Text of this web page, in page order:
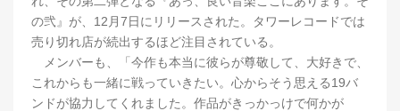
の弐』が、12月7日にリリースされた。タワーレコードでは
売り切れ店が続出するほど注目されている。
メンバーも、「今作も本当に彼らが尊敬して、大好きで、
これからも一緒に戦っていきたい。心からそう思える19バ
ンドが協力してくれました。作品がきっかっけで何かが